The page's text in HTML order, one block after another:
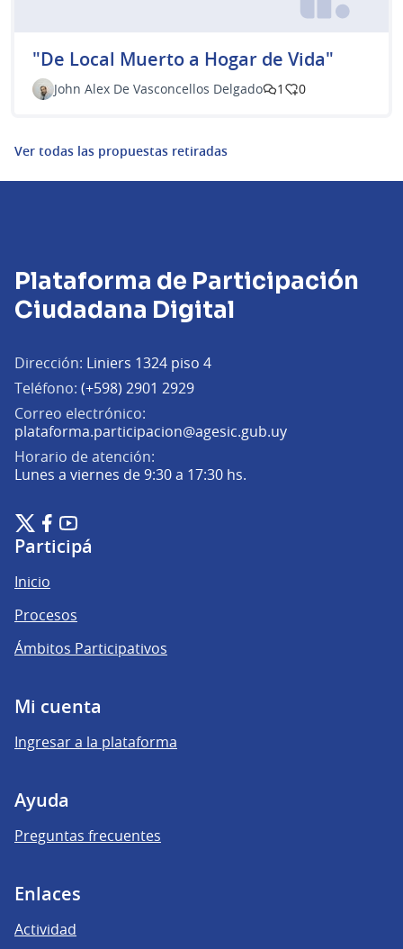
"De Local Muerto a Hogar de Vida"
John Alex De Vasconcellos Delgado 1 0
Ver todas las propuestas retiradas
Plataforma de Participación
Ciudadana Digital
Dirección: Liniers 1324 piso 4
Teléfono: (+598) 2901 2929
Correo electrónico:
plataforma.participacion@agesic.gub.uy(Abrir en una
Horario de atención:
Lunes a viernes de 9:30 a 17:30 hs.
Plataforma de Participación Ciudadana Digital en X
(Enlace externo)
Plataforma de Participación Ciudadana Digital en Facebook
(Enlace externo)
Plataforma de Participación Ciudadana Digital en
(Enlace externo)
Participá
Inicio
Procesos
Ámbitos Participativos
Mi cuenta
Ingresar a la plataforma
Ayuda
Preguntas frecuentes
Enlaces
Actividad